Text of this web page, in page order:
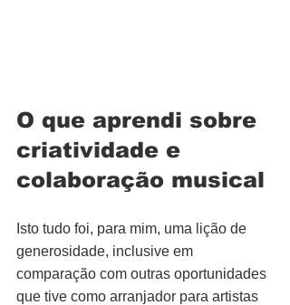
O que aprendi sobre
criatividade e
colaboração musical
Isto tudo foi, para mim, uma lição de
generosidade, inclusive em
comparação com outras oportunidades
que tive como arranjador para artistas